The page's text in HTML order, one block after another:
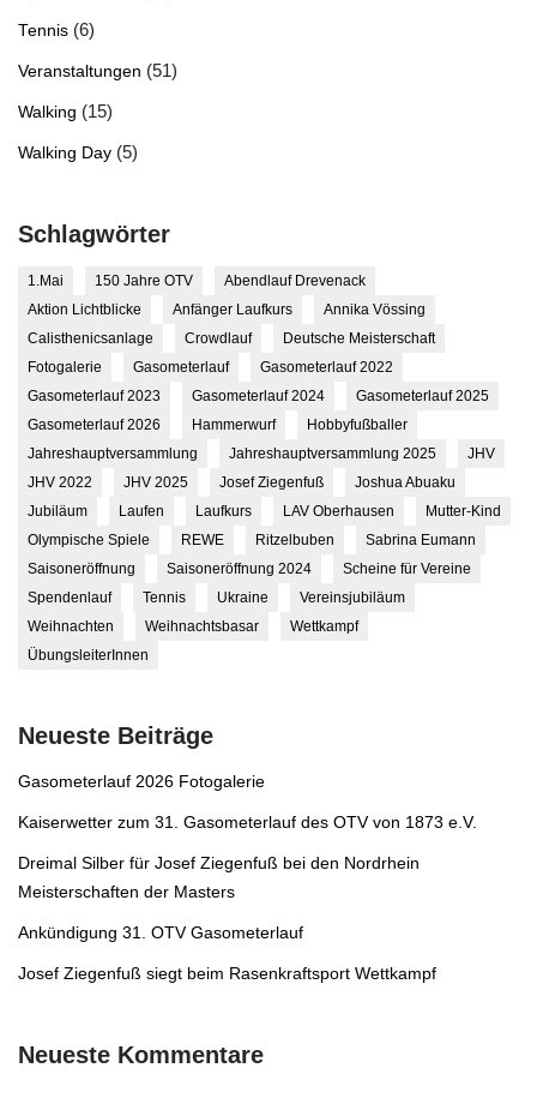
Tennis (6)
Veranstaltungen (51)
Walking (15)
Walking Day (5)
Schlagwörter
1.Mai 150 Jahre OTV
Abendlauf Drevenack
Aktion Lichtblicke
Anfänger Laufkurs
Annika Vössing
Calisthenicsanlage
Crowdlauf
Deutsche Meisterschaft
Fotogalerie
Gasometerlauf
Gasometerlauf 2022
Gasometerlauf 2023
Gasometerlauf 2024
Gasometerlauf 2025
Gasometerlauf 2026
Hammerwurf
Hobbyfußballer
Jahreshauptversammlung
Jahreshauptversammlung 2025
JHV
JHV 2022
JHV 2025 Josef Ziegenfuß
Joshua Abuaku
Jubiläum
Laufen Laufkurs LAV Oberhausen
Mutter-Kind
Olympische Spiele
REWE Ritzelbuben
Sabrina Eumann
Saisoneröffnung
Saisoneröffnung 2024
Scheine für Vereine
Spendenlauf
Tennis Ukraine
Vereinsjubiläum
Weihnachten
Weihnachtsbasar
Wettkampf
ÜbungsleiterInnen
Neueste Beiträge
Gasometerlauf 2026 Fotogalerie
Kaiserwetter zum 31. Gasometerlauf des OTV von 1873 e.V.
Dreimal Silber für Josef Ziegenfuß bei den Nordrhein
Meisterschaften der Masters
Ankündigung 31. OTV Gasometerlauf
Josef Ziegenfuß siegt beim Rasenkraftsport Wettkampf
Neueste Kommentare